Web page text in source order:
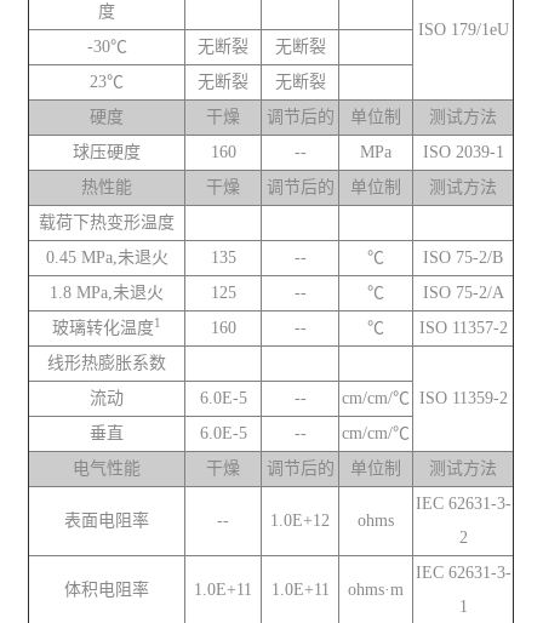
度
ISO 179/1eU
-30℃
无断裂
无断裂
23℃
无断裂
无断裂
硬度
干燥 调节后的 单位制
测试方法
球压硬度
160 -- MPa
ISO 2039-1
热性能
干燥 调节后的 单位制
测试方法
载荷下热变形温度
0.45 MPa,未退火
135 -- ℃
ISO 75-2/B
1.8 MPa,未退火
125 -- ℃
ISO 75-2/A
玻璃转化温度1 160 -- ℃
ISO 11357-2
线形热膨胀系数
ISO 11359-2
流动 6.0E-5 --
cm/cm/℃
垂直
6.0E-5 --
cm/cm/℃
电气性能
干燥 调节后的 单位制 测试方法
表面电阻率 -- 1.0E+12 ohms
IEC 62631-3-
2
体积电阻率 1.0E+11 1.0E+11 ohms·m
IEC 62631-3-
1